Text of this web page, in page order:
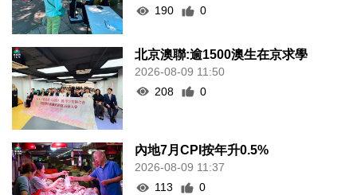
190
0
北京澳聯:逾1500澳生在京求學
2026-08-09 11:50
208
0
內地7月CPI按年升0.5%
2026-08-09 11:37
113
0